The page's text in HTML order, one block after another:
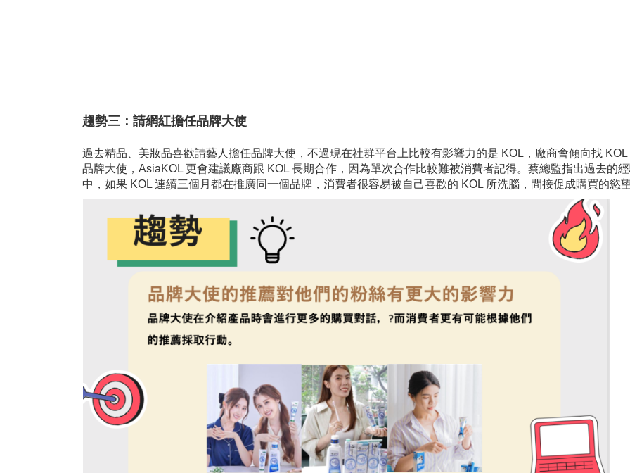
趨勢三：請網紅擔任品牌大使
過去精品、美妝品喜歡請藝人擔任品牌大使，不過現在社群平台上比較有影響力的是 KOL，廠商會傾向找 KOL
品牌大使，AsiaKOL 更會建議廠商跟 KOL 長期合作，因為單次合作比較難被消費者記得。蔡總監指出過去的
中，如果 KOL 連續三個月都在推廣同一個品牌，消費者很容易被自己喜歡的 KOL 所洗腦，間接促成購買的慾望